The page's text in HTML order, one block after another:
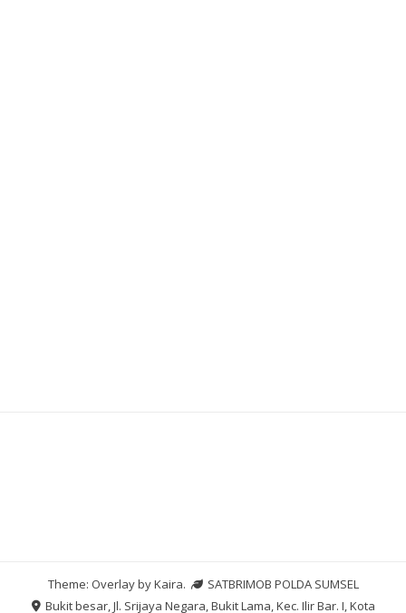
Theme: Overlay byKaira.
SATBRIMOB POLDA SUMSEL
Bukit besar, Jl. Srijaya Negara, Bukit Lama, Kec. Ilir Bar. I, Kota